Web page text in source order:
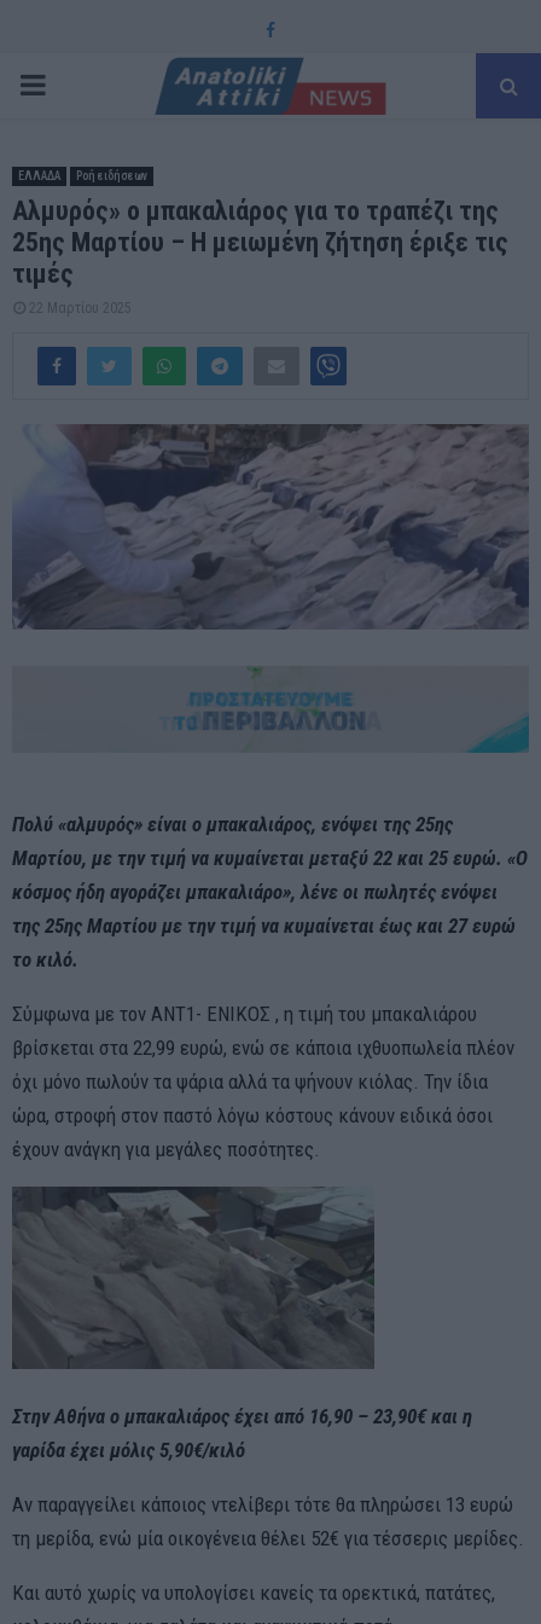
Facebook
PRIMARY
ΕΛΛΑΔΑ Ροή ειδήσεων
Αλμυρός» ο μπακαλιάρος για το τραπέζι της
25ης Μαρτίου – Η μειωμένη ζήτηση έριξε τις
τιμές
22 Μαρτίου 2025
Πολύ «αλμυρός» είναι ο μπακαλιάρος, ενόψει της 25ης
Μαρτίου, με την τιμή να κυμαίνεται μεταξύ 22 και 25 ευρώ. «Ο
κόσμος ήδη αγοράζει μπακαλιάρο», λένε οι πωλητές ενόψει
της 25ης Μαρτίου με την τιμή να κυμαίνεται έως και 27 ευρώ
το κιλό.
Σύμφωνα με τον ANT1- ΕΝΙΚΟΣ , η τιμή του μπακαλιάρου
βρίσκεται στα 22,99 ευρώ, ενώ σε κάποια ιχθυοπωλεία πλέον
όχι μόνο πωλούν τα ψάρια αλλά τα ψήνουν κιόλας. Την ίδια
ώρα, στροφή στον παστό λόγω κόστους κάνουν ειδικά όσοι
έχουν ανάγκη για μεγάλες ποσότητες.
Στην Αθήνα ο μπακαλιάρος έχει από 16,90 – 23,90€ και η
γαρίδα έχει μόλις 5,90€/κιλό
Αν παραγγείλει κάποιος ντελίβερι τότε θα πληρώσει 13 ευρώ
τη μερίδα, ενώ μία οικογένεια θέλει 52€ για τέσσερις μερίδες.
Και αυτό χωρίς να υπολογίσει κανείς τα ορεκτικά, πατάτες,